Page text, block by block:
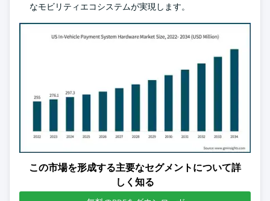
なモビリティエコシステムが実現します。
この市場を形成する主要なセグメントについて詳
しく知る